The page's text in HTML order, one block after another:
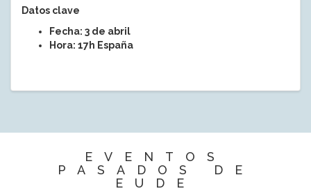
Datos clave
Fecha: 3 de abril
Hora: 17h España
EVENTOS
PASADOS DE
EUDE